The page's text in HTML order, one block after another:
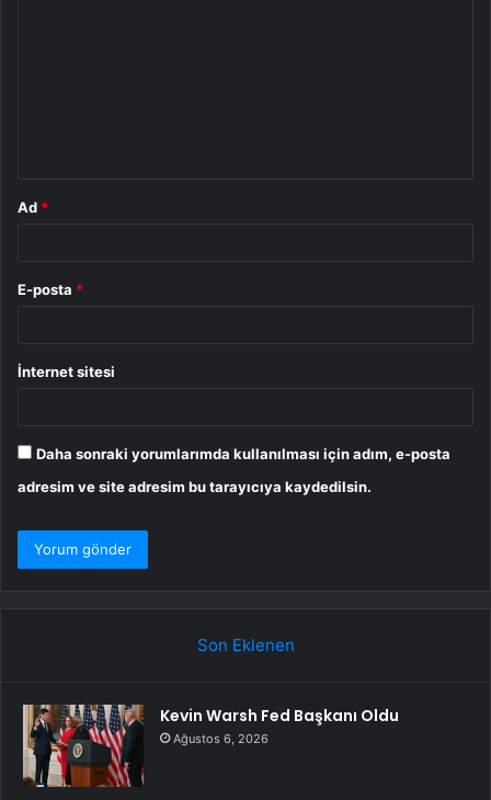
Ad *
E-posta *
İnternet sitesi
Daha sonraki yorumlarımda kullanılması için adım, e-posta
adresim ve site adresim bu tarayıcıya kaydedilsin.
Son Eklenen
Kevin Warsh Fed Başkanı Oldu
Ağustos 6, 2026